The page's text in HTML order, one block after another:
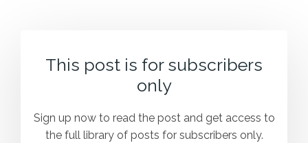
This post is for subscribers
only
Sign up now to read the post and get access to
the full library of posts for subscribers only.